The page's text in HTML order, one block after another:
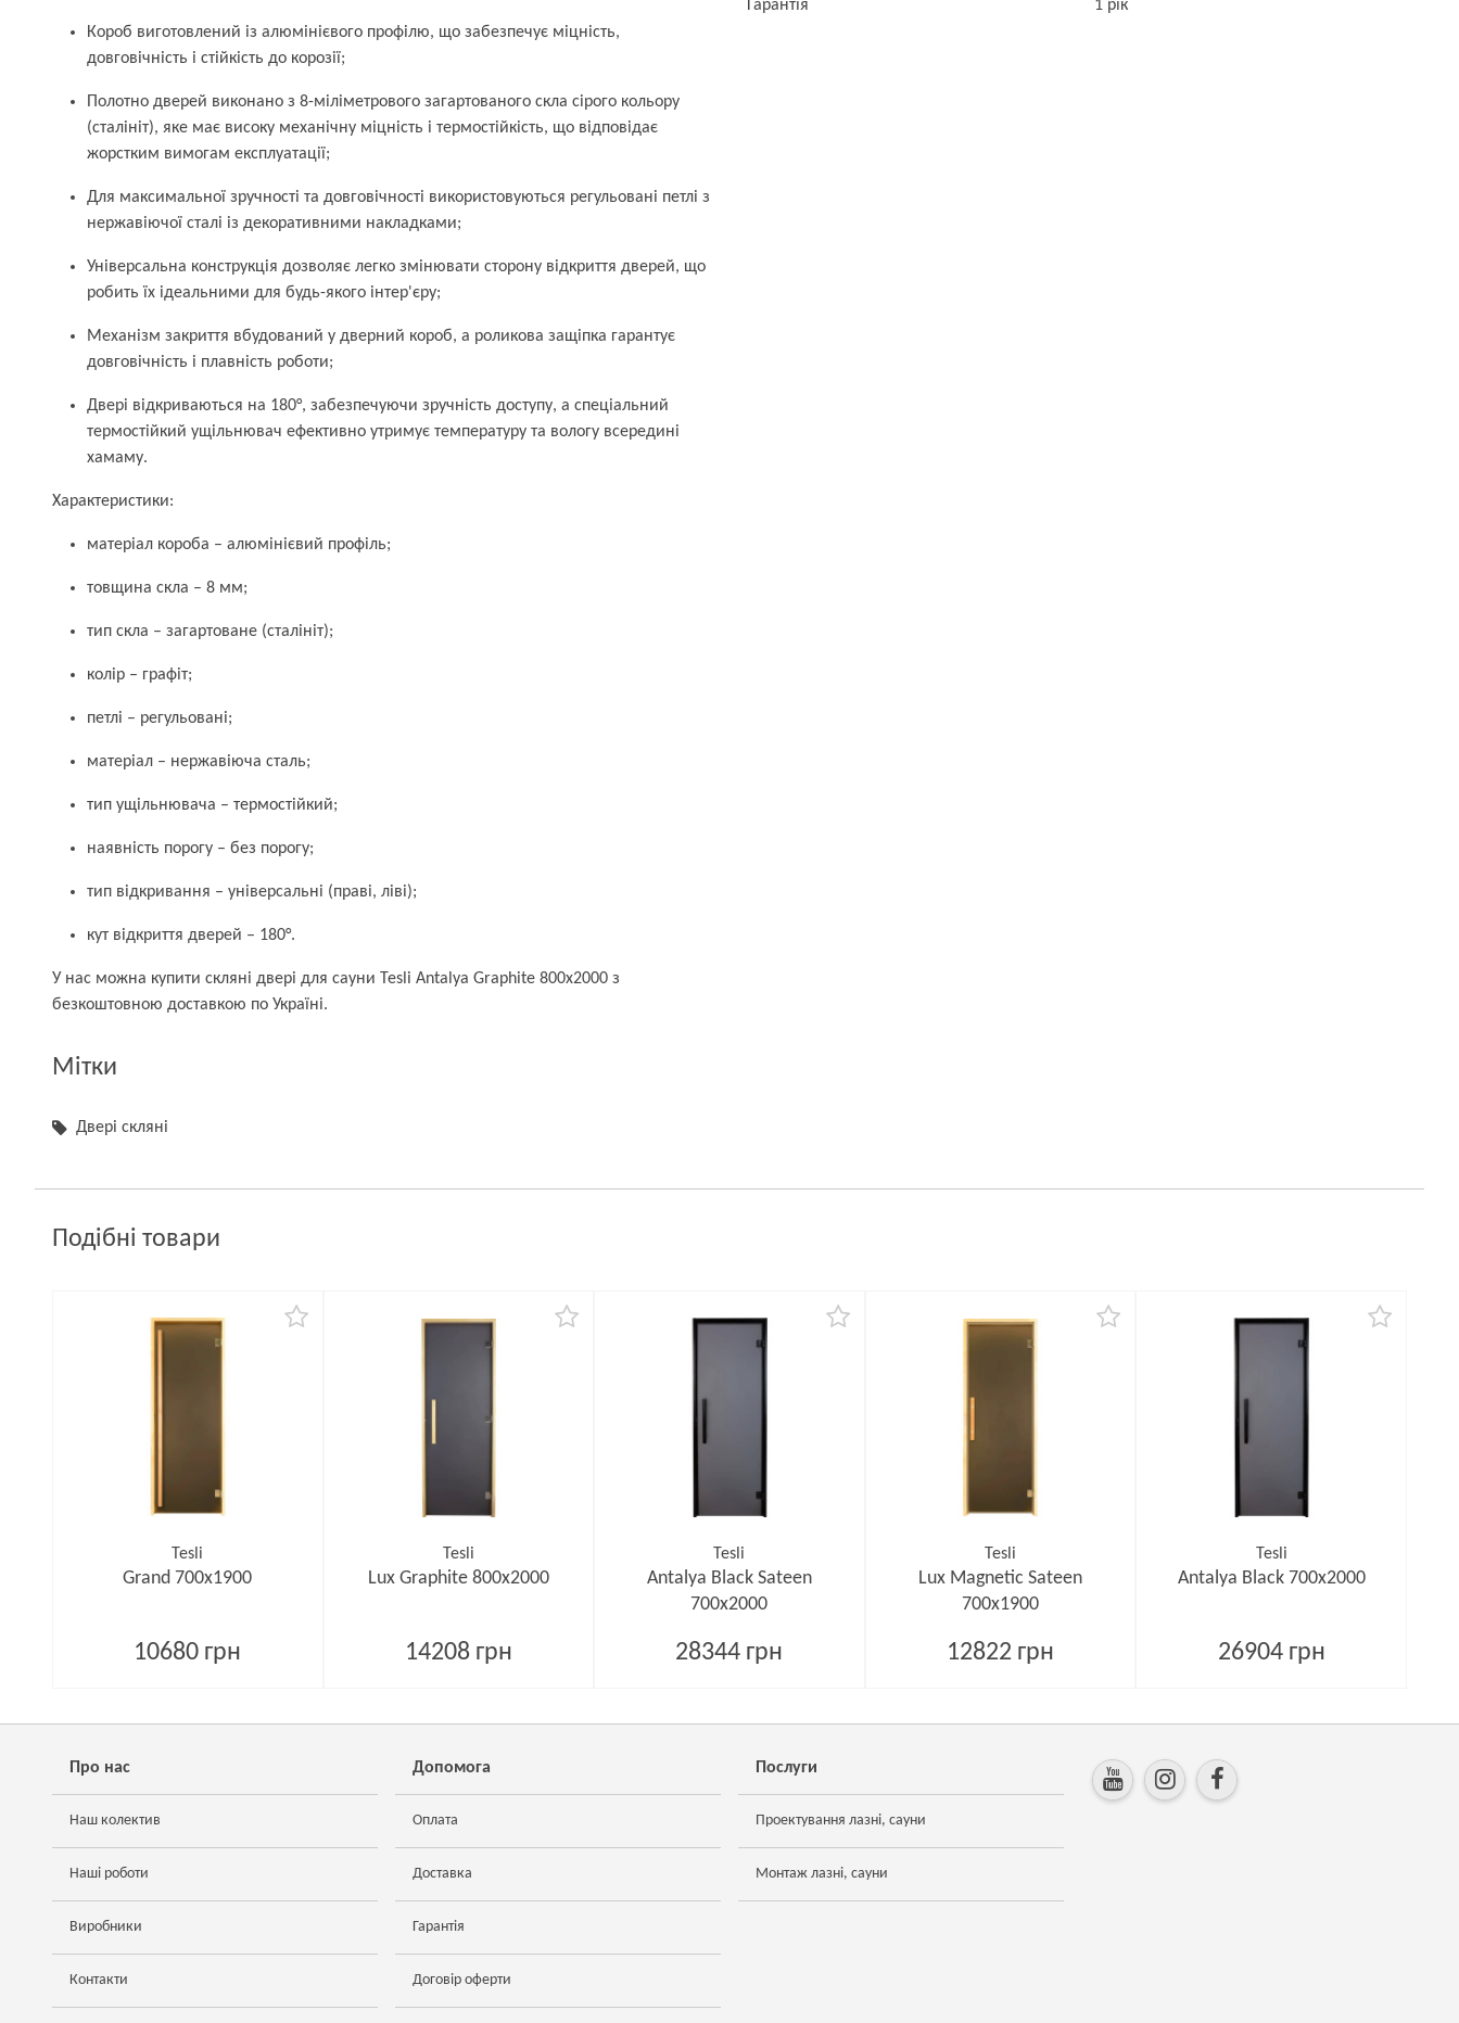
Короб виготовлений із алюмінієвого профілю, що забезпечує міцність,
довговічність і стійкість до корозії;
Полотно дверей виконано з 8-міліметрового загартованого скла сірого кольору
(сталініт), яке має високу механічну міцність і термостійкість, що відповідає
жорстким вимогам експлуатації;
Для максимальної зручності та довговічності використовуються регульовані петлі з
нержавіючої сталі із декоративними накладками;
Універсальна конструкція дозволяє легко змінювати сторону відкриття дверей, що
робить їх ідеальними для будь-якого інтер'єру;
Механізм закриття вбудований у дверний короб, а роликова защіпка гарантує
довговічність і плавність роботи;
Двері відкриваються на 180°, забезпечуючи зручність доступу, а спеціальний
термостійкий ущільнювач ефективно утримує температуру та вологу всередині
хамаму.
Характеристики:
матеріал короба – алюмінієвий профіль;
товщина скла – 8 мм;
тип скла – загартоване (сталініт);
колір – графіт;
петлі – регульовані;
матеріал – нержавіюча сталь;
тип ущільнювача – термостійкий;
наявність порогу – без порогу;
тип відкривання – універсальні (праві, ліві);
кут відкриття дверей – 180°.
У нас можна купити скляні двері для сауни Tesli Antalya Graphite 800х2000 з
безкоштовною доставкою по Україні.
Мітки
Двері скляні
Гарантія 1 рік
Подібні товари
Tesli
Grand 700х1900
10680 грн
Tesli
Lux Graphite 800х2000
14208 грн
Tesli
Antalya Black Sateen
700х2000
28344 грн
Tesli
Lux Magnetic Sateen
700х1900
12822 грн
Tesli
Antalya Black 700х2000
26904 грн
Про нас
Наш колектив
Наші роботи
Виробники
Контакти
Допомога
Оплата
Доставка
Гарантія
Договір оферти
Послуги
Проектування лазні, сауни
Монтаж лазні, сауни